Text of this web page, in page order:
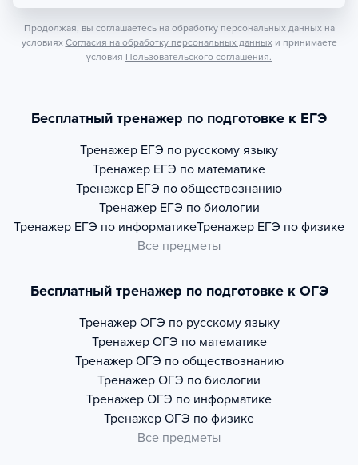
Продолжая, вы соглашаетесь на обработку персональных данных на
условиях Согласия на обработку персональных данных и принимаете
условия Пользовательского соглашения.
Бесплатный тренажер по подготовке к ЕГЭ
Тренажер ЕГЭ по русскому языку
Тренажер ЕГЭ по математике
Тренажер ЕГЭ по обществознанию
Тренажер ЕГЭ по биологии
Тренажер ЕГЭ по информатикеТренажер ЕГЭ по физике
Все предметы
Бесплатный тренажер по подготовке к ОГЭ
Тренажер ОГЭ по русскому языку
Тренажер ОГЭ по математике
Тренажер ОГЭ по обществознанию
Тренажер ОГЭ по биологии
Тренажер ОГЭ по информатике
Тренажер ОГЭ по физике
Все предметы